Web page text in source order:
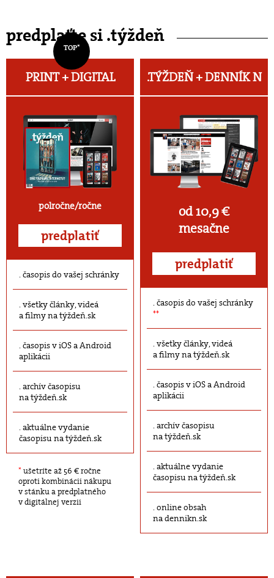
predplaťte si .týždeň
TOP*
PRINT + DIGITAL
polročne/ročne
predplatiť
časopis do vašej schránky
všetky články, videá
a filmy na týždeň.sk
časopis v iOS a Android
aplikácii
archív časopisu
na týždeň.sk
aktuálne vydanie
časopisu na týždeň.sk
* ušetríte až 56 € ročne
oproti kombinácii nákupu
v stánku a predplatného
v digitálnej verzii
.TÝŽDEŇ +DENNÍK N
od 10,9 €
mesačne
predplatiť
časopis do vašej schránky
**
všetky články, videá
a filmy na týždeň.sk
časopis v iOS a Android
aplikácii
archív časopisu
na týždeň.sk
aktuálne vydanie
časopisu na týždeň.sk
online obsah
na dennikn.sk